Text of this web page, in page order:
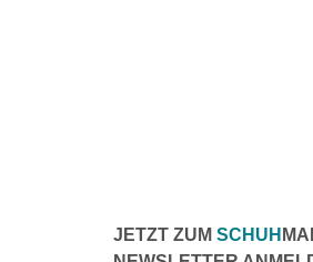
JETZT ZUM SCHUH